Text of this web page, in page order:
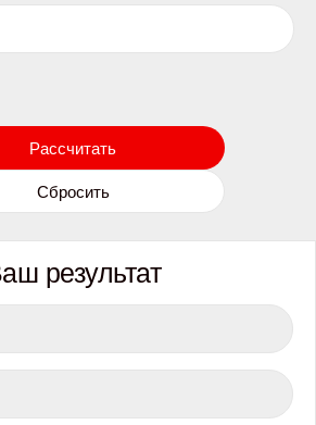
Рассчитать
Сбросить
результат